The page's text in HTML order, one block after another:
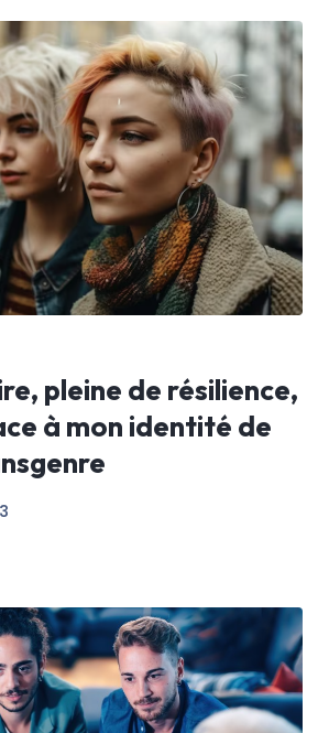
pleine de résilience,
à mon identité de